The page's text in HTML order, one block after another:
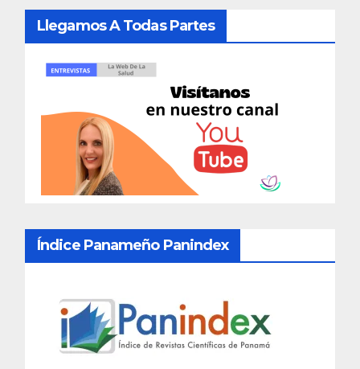
Llegamos A Todas Partes
Índice Panameño Panindex